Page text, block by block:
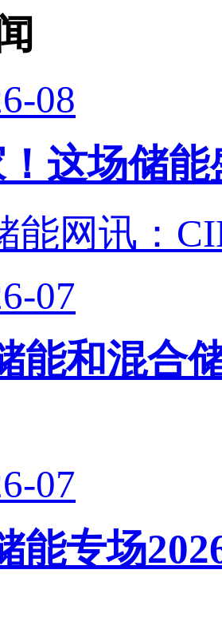
08
！这场储
能网讯：
07
能和混合
07
能专场